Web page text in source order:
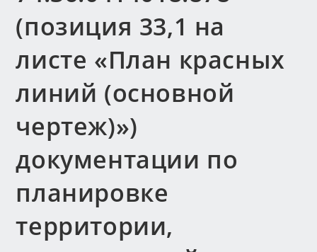
(позиция 33,1 на
листе «План красных
линий (основной
чертеж)»)
документации по
планировке
территории,